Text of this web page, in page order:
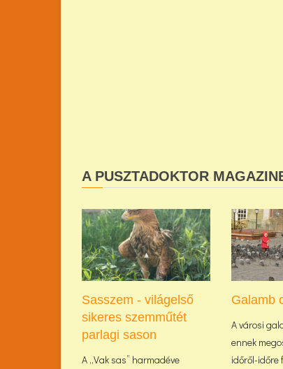
A PUSZTADOKTOR
Sasszem - világelső
sikeres szemműtét
parlagi sason
A „Vak sas” harmadéve
Galamb
A városi
ennek
időről-időre